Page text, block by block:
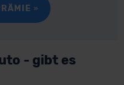
»
- gibt es